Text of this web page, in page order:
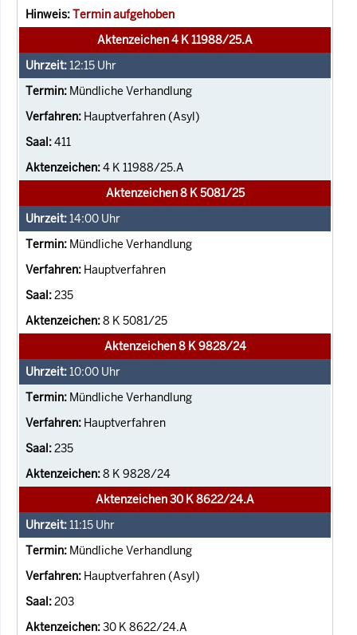
Termin aufgehoben
Aktenzeichen 4 K 11988/25.A
12:15 Uhr
Mündliche Verhandlung
Hauptverfahren (Asyl)
411
4 K 11988/25.A
Aktenzeichen 8 K 5081/25
14:00 Uhr
Mündliche Verhandlung
Hauptverfahren
235
8 K 5081/25
Aktenzeichen 8 K 9828/24
10:00 Uhr
Mündliche Verhandlung
Hauptverfahren
235
8 K 9828/24
Aktenzeichen 30 K 8622/24.A
11:15 Uhr
Mündliche Verhandlung
Hauptverfahren (Asyl)
203
30 K 8622/24.A